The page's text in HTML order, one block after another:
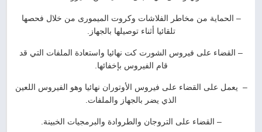
– الحماية من مخاطر الفلاشات وكروت الميمورى من خلال فحصها
تلقائيا أثناء توصيلها بالجهاز.
– القضاء على فيروس الشورت کت نهائيا واستعادة الملفات التي قد
قام الفيروس بإخفائها.
– يعمل على القضاء على فيروس الأوتوران نهائيا وهو الفيروس اللعين
الذي يضر بالجهاز والملفات.
– القضاء على التروجان والطروادة والبرمجيات الخبينة.